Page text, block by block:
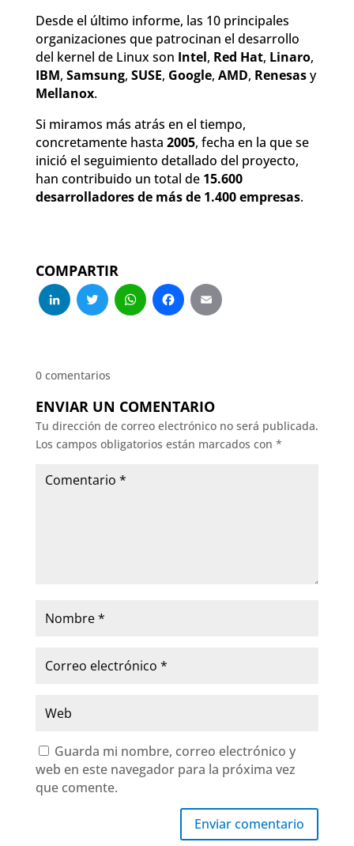
Desde el último informe, las 10 principales
organizaciones que patrocinan el desarrollo
del kernel de Linux son Intel, Red Hat, Linaro,
IBM, Samsung, SUSE, Google, AMD, Renesasy
Mellanox.
Si miramos más atrás en el tiempo,
concretamente hasta 2005, fecha en la que se
inició el seguimiento detallado del proyecto,
han contribuido un total de 15.600
desarrolladores de más de 1.400 empresas.
COMPARTIR
LinkedIn
Twitter
WhatsApp
Facebook
0 comentarios
ENVIAR UN COMENTARIO
Tu dirección de correo electrónico no será publicada.
Los campos obligatorios están marcados con *
Guarda mi nombre, correo electrónico y
web en este navegador para la próxima vez
que comente.
Enviar comentario